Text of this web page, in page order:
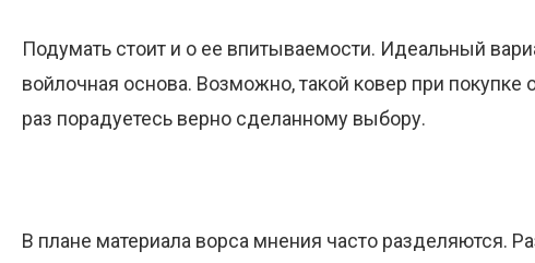
Подумать стоит и о ее впитываемости. Идеальный
войлочная основа. Возможно, такой ковер при
раз порадуетесь верно сделанному выбору.
В плане материала ворса мнения часто разделяются.